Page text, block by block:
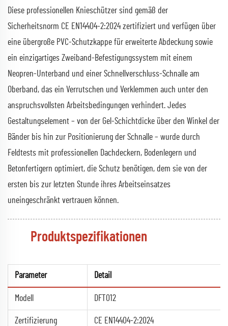
Diese professionellen Knieschützer sind gemäß der
Sicherheitsnorm CE EN14404-2:2024 zertifiziert und verfügen über
eine übergroße PVC-Schutzkappe für erweiterte Abdeckung sowie
ein einzigartiges Zweiband-Befestigungssystem mit einem
Neopren-Unterband und einer Schnellverschluss-Schnalle am
Oberband, das ein Verrutschen und Verklemmen auch unter den
anspruchsvollsten Arbeitsbedingungen verhindert. Jedes
Gestaltungselement – von der Gel-Schichtdicke über den Winkel der
Bänder bis hin zur Positionierung der Schnalle – wurde durch
Feldtests mit professionellen Dachdeckern, Bodenlegern und
Betonfertigern optimiert, die Schutz benötigen, dem sie von der
ersten bis zur letzten Stunde ihres Arbeitseinsatzes
uneingeschränkt vertrauen können.
Produktspezifikationen
Parameter Detail
Modell DFT012
Zertifizierung CE EN14404-2:2024